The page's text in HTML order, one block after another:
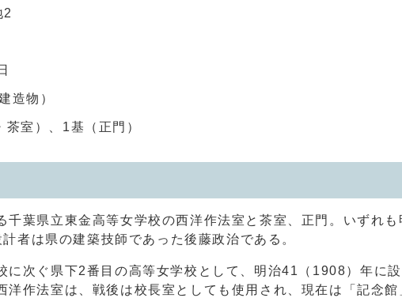
2
造物）
室）、1基（正門）
葉県立東金高等女学校の西洋作法室と茶室、正門。いずれ
者は県の建築技師であった後藤政治である。
次ぐ県下2番目の高等女学校として、明治41（1908）年に
洋作法室は、戦後は校長室としても使用され、現在は「記念